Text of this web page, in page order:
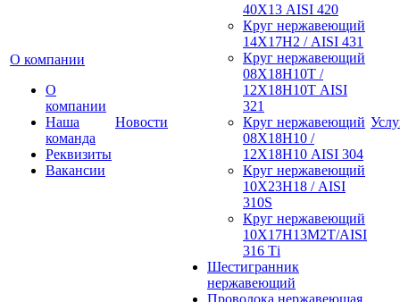
О компании
О
компании
Наша
команда
Реквизиты
Вакансии
Новости
40Х13 AISI 420
Круг нержавеющий
14Х17Н2 / AISI 431
Круг нержавеющий
08Х18Н10Т /
12Х18Н10Т AISI
321
Круг нержавеющий
08Х18Н10 /
12Х18Н10 AISI 304
Круг нержавеющий
10Х23Н18 / AISI
310S
Круг нержавеющий
10Х17Н13М2Т/AISI
316 Тi
Шестигранник
нержавеющий
Проволока нержавеющая